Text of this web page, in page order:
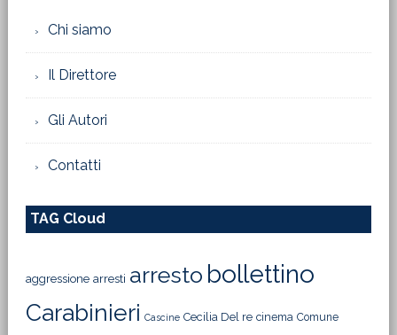
Chi siamo
Il Direttore
Gli Autori
Contatti
TAG Cloud
aggressione arresti arresto bollettino
Carabinieri Cascine Cecilia Del re cinema Comune